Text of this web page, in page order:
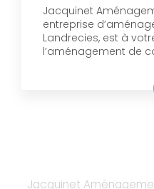
Jacquinet
entreprise
Landrecies, est à
l’aménagement de
Jacquinet